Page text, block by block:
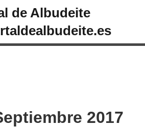
de Albudeite
2017